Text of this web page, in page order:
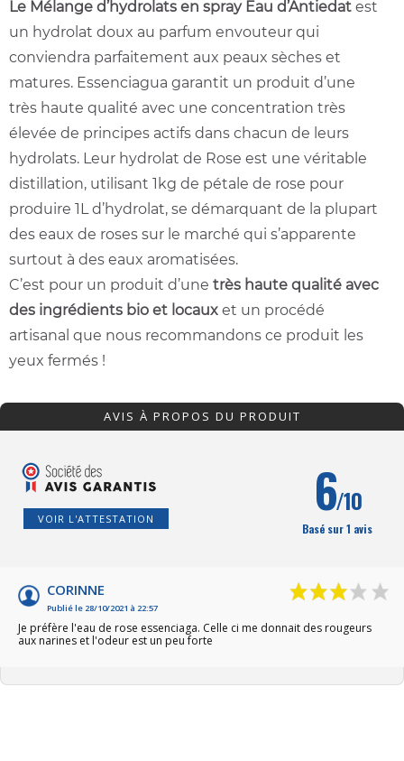
Le Mélange d’hydrolats en spray Eau d’Antiedat est
un hydrolat doux au parfum envouteur qui
conviendra parfaitement aux peaux sèches et
matures. Essenciagua garantit un produit d’une
très haute qualité avec une concentration très
élevée de principes actifs dans chacun de leurs
hydrolats. Leur hydrolat de Rose est une véritable
distillation, utilisant 1kg de pétale de rose pour
produire 1L d’hydrolat, se démarquant de la plupart
des eaux de roses sur le marché qui s’apparente
surtout à des eaux aromatisées.
C’est pour un produit d’une très haute qualité avec
des ingrédients bio et locaux et un procédé
artisanal que nous recommandons ce produit les
yeux fermés !
AVIS À PROPOS DU PRODUIT
VOIR L'ATTESTATION 6/10
Basé sur 1 avis
CORINNE
Publié le 28/10/2021 à 22:57
Je préfère l'eau de rose essenciaga. Celle ci me donnait des rougeurs
aux narines et l'odeur est un peu forte